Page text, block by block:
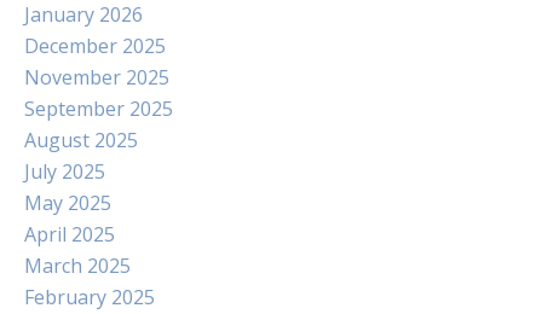
January 2026
December 2025
November 2025
September 2025
August 2025
July 2025
May 2025
April 2025
March 2025
February 2025